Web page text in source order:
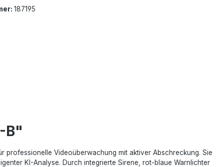
187195
B"
professionelle Videoüberwachung mit aktiver Abschreckung. Sie
KI-Analyse. Durch integrierte Sirene, rot-blaue Warnlichter